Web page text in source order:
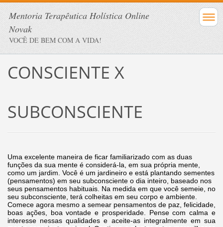
Mentoria Terapêutica Holística Online
Novak
VOCÊ DE BEM COM A VIDA!
CONSCIENTE X
SUBCONSCIENTE
Uma excelente maneira de ficar familiarizado com as duas
funções da sua mente é considerá-la, em sua própria mente,
como um jardim. Você é um jardineiro e está plantando sementes
(pensamentos) em seu subconsciente o dia inteiro, baseado nos
seus pensamentos habituais. Na medida em que você semeie, no
seu subconsciente, terá colheitas em seu corpo e ambiente.
Comece agora mesmo a semear pensamentos de paz, felicidade,
boas ações, boa vontade e prosperidade. Pense com calma e
interesse nessas qualidades e aceite-as integralmente em sua